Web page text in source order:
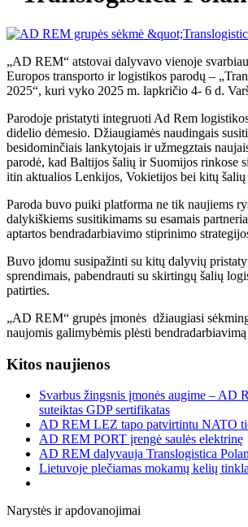
„AD REM“ atstovai dalyvavo vienoje
Europos transporto ir logistikos parodų –
2025“, kuri vyko 2025 m. lapkričio 4- 6 d.
Parodoje pristatyti integruoti Ad Rem
didelio dėmesio. Džiaugiamės naudingais
besidominčiais lankytojais ir užmegztais
parodė, kad Baltijos šalių ir Suomijos rinkose
itin aktualios Lenkijos, Vokietijos bei kitų šalių
Paroda buvo puiki platforma ne tik naujiems
dalykiškiems susitikimams su esamais
aptartos bendradarbiavimo stiprinimo
Buvo įdomu susipažinti su kitų dalyvių
sprendimais, pabendrauti su skirtingų šalių
patirties.
„AD REM“ grupės įmonės džiaugiasi
naujomis galimybėmis plėsti
Kitos naujienos
Svarbus žingsnis įmonės augime – AD
suteiktas GDP sertifikatas
AD REM LEZ tapo patvirtintu NATO
AD REM PORT įrengė saulės elektrinę
AD REM dalyvauja Translogistica
Lietuvoje plečiamas mokamų kelių
Narystės ir apdovanojimai